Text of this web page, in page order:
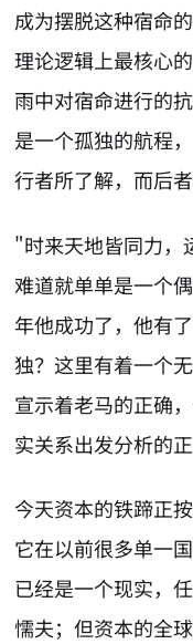
成为摆脱这种宿命
理论逻辑上最核心
雨中对宿命进行的
是一个孤独的航程
行者所了解，而后
"时来天地皆同力，
难道就单单是一个
年他成功了，他有
独？这里有着一个
宣示着老马的正确
实关系出发分析的正
今天资本的铁蹄正
它在以前很多单一
已经是一个现实，
懦夫；但资本的全